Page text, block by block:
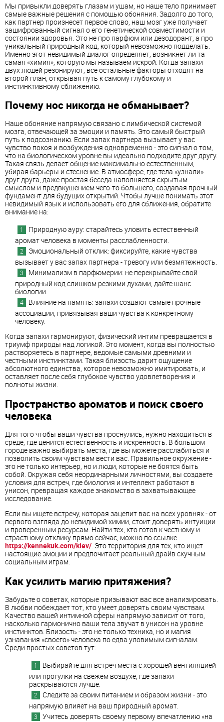
Мы привыкли доверять глазам и ушам, но наше тело принимает
самые важные решения с помощью обоняния. Задолго до того,
как партнер произнесет первое слово, наш мозг уже получает
зашифрованный сигнал о его генетической совместимости и
состоянии здоровья. Это не про парфюм или дезодорант, а про
уникальный природный код, который невозможно подделать.
Именно этот невидимый диалог определяет, возникнет ли та
самая «химия», которую мы называем искрой. Когда запахи
двух людей резонируют, все остальные факторы отходят на
второй план, открывая путь к самому глубокому и
инстинктивному сближению.
Почему нос никогда не обманывает?
Наше обоняние напрямую связано с лимбической системой
мозга, отвечающей за эмоции и память. Это самый быстрый
путь к подсознанию. Если запах партнера вызывает у вас
чувство покоя и возбуждения одновременно - это сигнал о том,
что на биологическом уровне вы идеально подходите друг другу.
Такая связь делает общение максимально естественным,
убирая барьеры и стеснение. В атмосфере, где тела «узнали»
друг друга, даже простая беседа наполняется скрытым
смыслом и предвкушением чего-то большего, создавая прочный
фундамент для будущих открытий. Чтобы лучше понимать этот
невидимый язык и использовать его для сближения, обратите
внимание на:
Природную ауру: старайтесь уловить естественный
аромат человека в моменты расслабленности.
Эмоциональный отклик: фиксируйте, какие чувства
вызывает у вас запах партнера - тревогу или безмятежность.
Минимализм в парфюмерии: не перекрывайте свой
природный код слишком резкими духами, дайте шанс
биологии.
Влияние на память: запахи создают самые прочные
ассоциации, привязывая ваши чувства к конкретному
человеку.
Когда запахи гармонируют, физический интим превращается в
триумф природы над логикой. Это момент, когда вы полностью
растворяетесь в партнере, ведомые самыми древними и
честными инстинктами. Такая близость дарит ощущение
абсолютного единства, которое невозможно имитировать, и
оставляет после себя глубокое чувство удовлетворения и
полноты жизни.
Пространство ароматов и поиск своего
человека
Для того чтобы ваши чувства проснулись, нужно находиться в
среде, где ценится естественность и искренность. В большом
городе важно выбирать места, где вы можете расслабиться и
позволить своим чувствам вести вас. Правильное окружение -
это не только интерьер, но и люди, которые не боятся быть
собой. Окружая себя неординарными личностями, вы создаете
условия для встреч, где биология и интеллект работают в
унисон, превращая каждое знакомство в захватывающее
исследование.
Если вы ищете встречу, которая зацепит вас на всех уровнях - от
первого взгляда до невидимой химии, стоит доверять интуиции
и проверенным ресурсам. Найти тех, кто готов к честному и
страстному отклику прямо сейчас, можно по ссылке
https://kennekuk.com/kiev/. Это территория для тех, кто ищет
настоящие эмоции и предпочитает реальный драйв скучным
социальным играм.
Как усилить магию притяжения?
Забудьте о советах, которые призывают вас все анализировать.
В любви побеждает тот, кто умеет доверять своим чувствам.
Качество вашей интимной сферы напрямую зависит от того,
насколько гармонично ваши тела звучат в унисон на уровне
инстинктов. Близость - это не только техника, но и магия
узнавания «своего» человека по едва уловимым сигналам.
Среди простых советов тут:
Выбирайте для встреч места с хорошей вентиляцией
или прогулки на свежем воздухе, где запахи
раскрываются лучше.
Следите за своим питанием и образом жизни - это
напрямую влияет на ваш природный аромат.
Учитесь доверять своему первому впечатлению «на